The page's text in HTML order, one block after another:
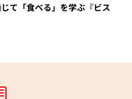
て「食べる」を学ぶ『ビス